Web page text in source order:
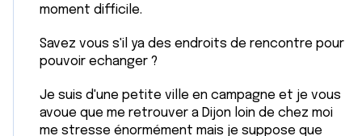
moment difficile.
Savez vous s'il ya des endroits de rencontre pour
pouvoir echanger ?
Je suis d'une petite ville en campagne et je vous
avoue que me retrouver a Dijon loin de chez moi
me stresse énormément mais je suppose que